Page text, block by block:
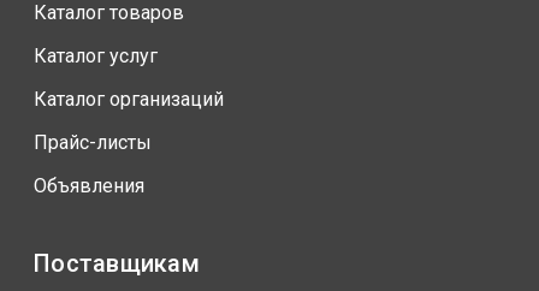
Каталог товаров
Каталог услуг
Каталог организаций
Прайс-листы
Объявления
Поставщикам